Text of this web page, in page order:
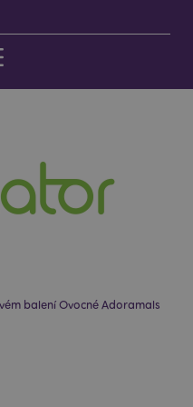
balení Ovocné Adoramals